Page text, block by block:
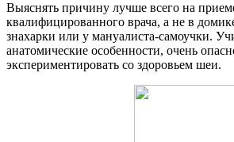
Выяснять причину лучше всего на
квалифицированного врача, а не в
знахарки или у мануалиста-самоучки.
анатомические особенности, очень
экспериментировать со здоровьем шеи.